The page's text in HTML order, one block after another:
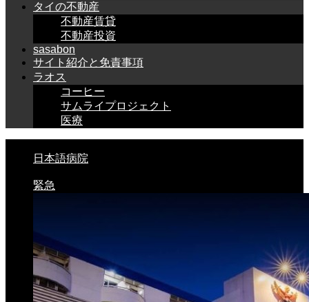
タイの不動産
不動産賃貸
不動産投資
sasabon
サイト紹介と免責事項
ラオス
コーヒー
サムライプロジェクト
医療
日本語病院
緊急